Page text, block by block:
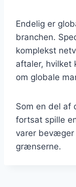
Endelig er
branchen.
komplekst
aftaler, hvilket
om globale
Som en del af
fortsat spille
varer bevæger
grænserne.